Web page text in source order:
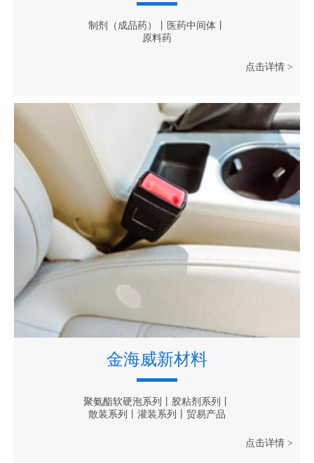
制剂（成品药）丨医药中间体丨
原料药
点击详情 >
金海威新材料
聚氨酯软硬泡系列丨胶粘剂系列丨
散装系列丨灌装系列丨贸易产品
点击详情 >